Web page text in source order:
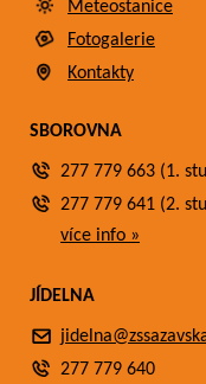
Meteostanice
Fotogalerie
Kontakty
SBOROVNA
277 779 663 (1.
277 779 641 (2.
více info »
JÍDELNA
277 779 640